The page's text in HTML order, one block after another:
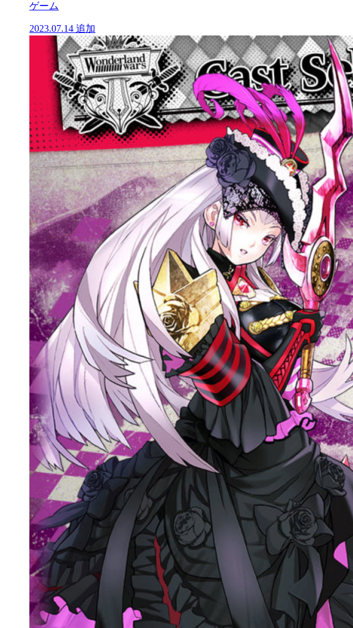
ゲーム
2023.07.14 追加